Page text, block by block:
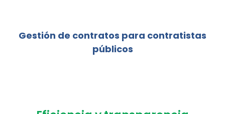
Gestión de contratos para contratistas
públicos